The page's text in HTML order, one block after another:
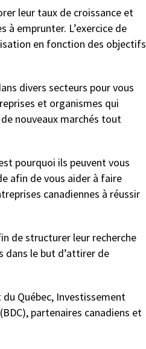
leur taux de croissance et
emprunter. L’exercice de
en fonction des objectifs
divers secteurs pour vous
et organismes qui
nouveaux marchés tout
pourquoi ils peuvent vous
afin de vous aider à faire
canadiennes à réussir
de structurer leur recherche
dans le but d’attirer de
Québec, Investissement
partenaires canadiens et